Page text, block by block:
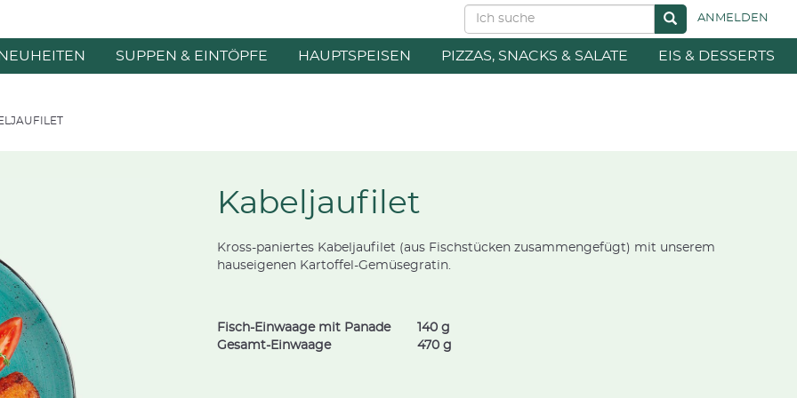
ANMELDEN
NEUHEITEN SUPPEN & EINTÖPFE HAUPTSPEISEN PIZZAS, SNACKS & SALATE EIS & DESSERTS
Kabeljaufilet
Kross-paniertes Kabeljaufilet (aus Fischstücken zusammengefügt) mit unserem
hauseigenen Kartoffel-Gemüsegratin.
Fisch-Einwaage mit Panade
140 g
Gesamt-Einwaage
470 g